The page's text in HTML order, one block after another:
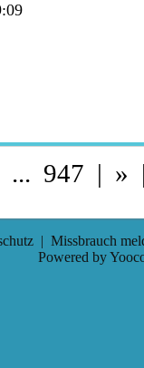
... 947 | »
| Missbrauch
Powered by